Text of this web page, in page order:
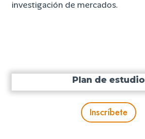
investigación de mercados.
Plan de estudio
Inscríbete